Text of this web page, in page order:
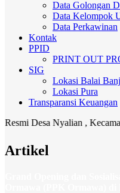
Data Golongan
Data Kelompok
Data Perkawinan
Kontak
PPID
PRINT OUT
SIG
Lokasi Balai
Lokasi Pura
Transparansi Keuangan
Nyalian , Kecamatan
Artikel